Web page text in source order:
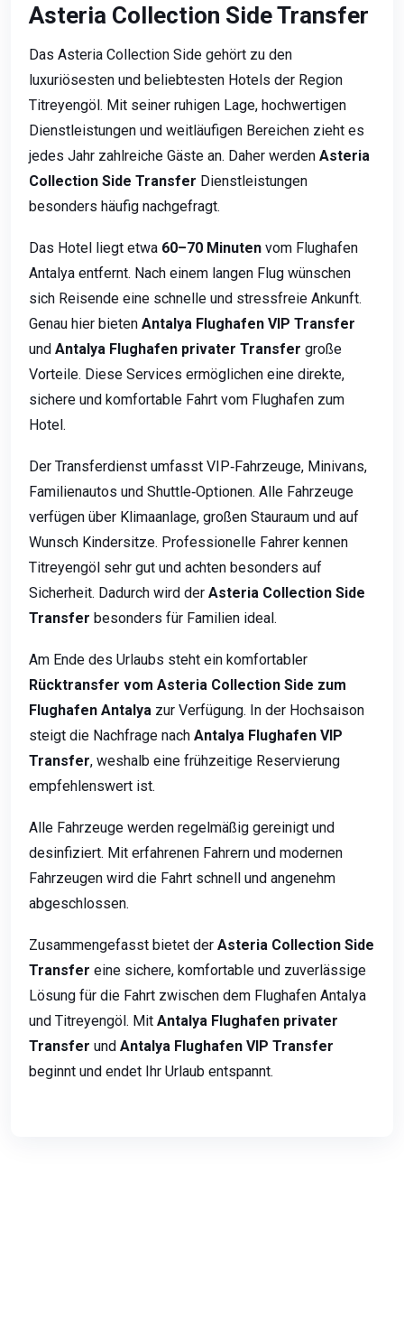
Asteria Collection Side Transfer
Das Asteria Collection Side gehört zu den
luxuriösesten und beliebtesten Hotels der Region
Titreyengöl. Mit seiner ruhigen Lage, hochwertigen
Dienstleistungen und weitläufigen Bereichen zieht es
jedes Jahr zahlreiche Gäste an. Daher werden Asteria
Collection Side Transfer Dienstleistungen
besonders häufig nachgefragt.
Das Hotel liegt etwa 60–70 Minuten vom Flughafen
Antalya entfernt. Nach einem langen Flug wünschen
sich Reisende eine schnelle und stressfreie Ankunft.
Genau hier bieten Antalya Flughafen VIP Transfer
und Antalya Flughafen privater Transfer große
Vorteile. Diese Services ermöglichen eine direkte,
sichere und komfortable Fahrt vom Flughafen zum
Hotel.
Der Transferdienst umfasst VIP‑Fahrzeuge, Minivans,
Familienautos und Shuttle‑Optionen. Alle Fahrzeuge
verfügen über Klimaanlage, großen Stauraum und auf
Wunsch Kindersitze. Professionelle Fahrer kennen
Titreyengöl sehr gut und achten besonders auf
Sicherheit. Dadurch wird der Asteria Collection Side
Transfer besonders für Familien ideal.
Am Ende des Urlaubs steht ein komfortabler
Rücktransfer vom Asteria Collection Side zum
Flughafen Antalya zur Verfügung. In der Hochsaison
steigt die Nachfrage nach Antalya Flughafen VIP
Transfer, weshalb eine frühzeitige Reservierung
empfehlenswert ist.
Alle Fahrzeuge werden regelmäßig gereinigt und
desinfiziert. Mit erfahrenen Fahrern und modernen
Fahrzeugen wird die Fahrt schnell und angenehm
abgeschlossen.
Zusammengefasst bietet der Asteria Collection Side
Transfer eine sichere, komfortable und zuverlässige
Lösung für die Fahrt zwischen dem Flughafen Antalya
und Titreyengöl. Mit Antalya Flughafen privater
Transfer und Antalya Flughafen VIP Transfer
beginnt und endet Ihr Urlaub entspannt.